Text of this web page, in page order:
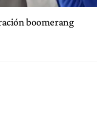
boomerang